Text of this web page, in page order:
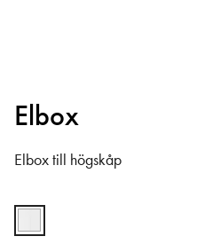
Elbox
Elbox till högskåp